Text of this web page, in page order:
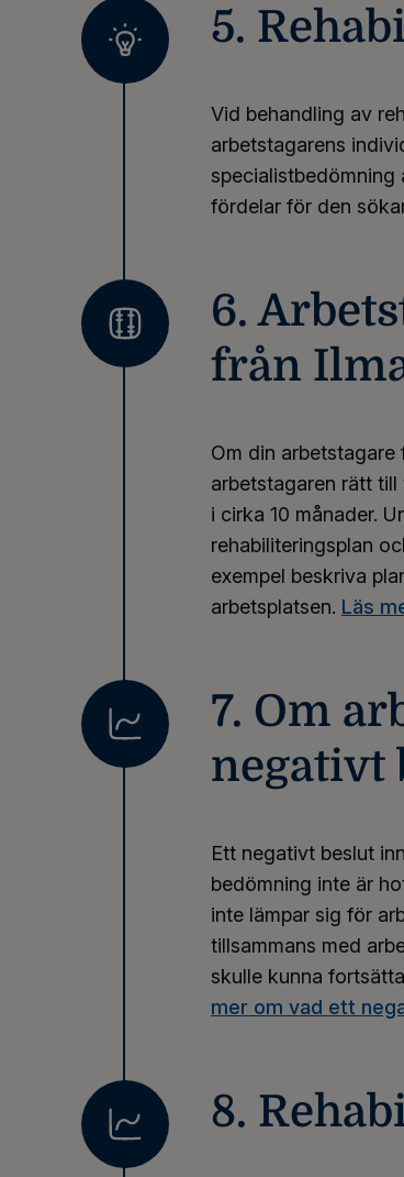
5.
Vid behandling av
arbetstagarens
fördelar för den
6.
från
Om din
arbetstagaren rätt
i cirka 10 månader.
rehabiliteringsplan
exempel beskriva
arbetsplatsen. Läs
7. Om
negativt
Ett negativt beslut
bedömning inte är
inte lämpar sig för
tillsammans med
skulle kunna
mer om vad ett
8.